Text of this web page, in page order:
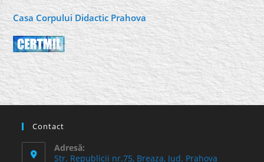
Casa Corpului Didactic Prahova
Contact
Adresă:
Str. Republicii nr.75, Breaza, Jud. Prahova